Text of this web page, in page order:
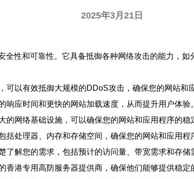
2025年3月21日
性和可靠性。它具备抵御各种网络攻击的能力，
以有效抵御大规模的DDoS攻击，确保您的网站和
应时间和更快的网站加载速度，从而提升用户体验。
网络基础设施，可以确保您的网站和应用程序的稳
处理器、内存和存储空间，确保您的网站和应用程
解您的需求，包括预计的访问量、带宽需求和存储
港专用高防服务器提供商，确保他们能够提供稳定